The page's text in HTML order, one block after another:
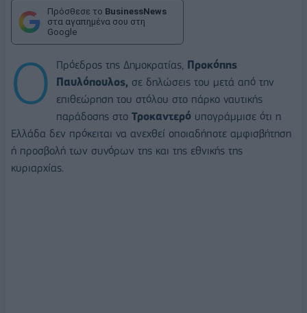
Πρόσθεσε το BusinessNews
στα αγαπημένα σου στη
Google
Ο Πρόεδρος της Δημοκρατίας, Προκόπης
Παυλόπουλος, σε δηλώσεις του μετά από την
επιθεώρηση του στόλου στο πάρκο ναυτικής
παράδοσης στο Τροκαντερό υπογράμμισε ότι η
Ελλάδα δεν πρόκειται να ανεχθεί οποιαδήποτε αμφισβήτηση
ή προσβολή των συνόρων της και της εθνικής της
κυριαρχίας.